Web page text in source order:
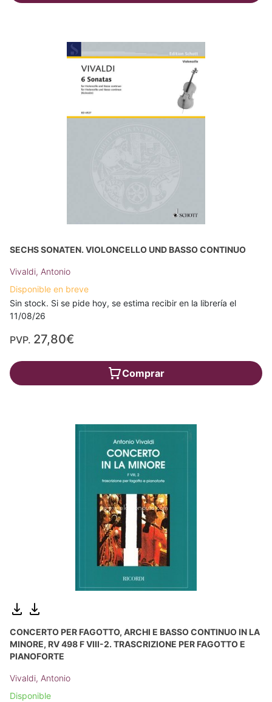
SECHS SONATEN. VIOLONCELLO UND BASSO CONTINUO
Vivaldi, Antonio
Disponible en breve
Sin stock. Si se pide hoy, se estima recibir en la librería el
11/08/26
PVP. 27,80€
Comprar
CONCERTO PER FAGOTTO, ARCHI E BASSO CONTINUO IN LA
MINORE, RV 498 F VIII-2. TRASCRIZIONE PER FAGOTTO E
PIANOFORTE
Vivaldi, Antonio
Disponible